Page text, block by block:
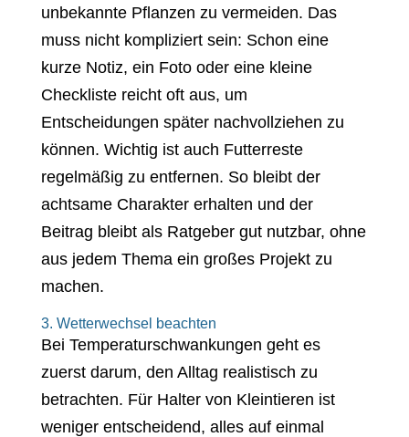
unbekannte Pflanzen zu vermeiden. Das
muss nicht kompliziert sein: Schon eine
kurze Notiz, ein Foto oder eine kleine
Checkliste reicht oft aus, um
Entscheidungen später nachvollziehen zu
können. Wichtig ist auch Futterreste
regelmäßig zu entfernen. So bleibt der
achtsame Charakter erhalten und der
Beitrag bleibt als Ratgeber gut nutzbar, ohne
aus jedem Thema ein großes Projekt zu
machen.
3. Wetterwechsel beachten
Bei Temperaturschwankungen geht es
zuerst darum, den Alltag realistisch zu
betrachten. Für Halter von Kleintieren ist
weniger entscheidend, alles auf einmal